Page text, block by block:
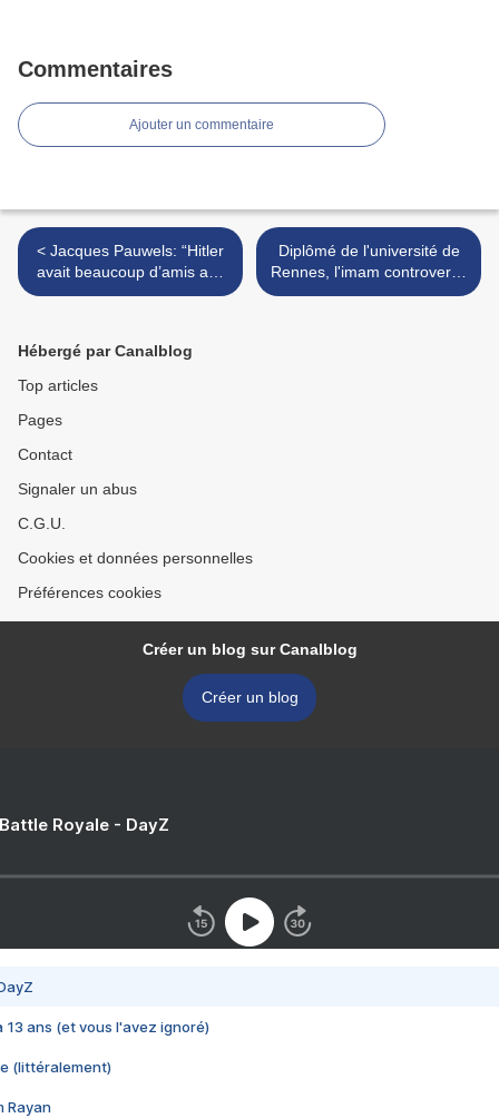
Commentaires
Ajouter un commentaire
< Jacques Pauwels: “Hitler
avait beaucoup d’amis aux
Etats-Unis”
Diplômé de l'université de
Rennes, l'imam controversé
de Brest pourra devenir
Hébergé par Canalblog
Top articles
Pages
Contact
Signaler un abus
C.G.U.
Cookies et données personnelles
Préférences cookies
Créer un blog sur Canalblog
Créer un blog
Royale - DayZ
13 ans (et vous l'avez ignoré)
(littéralement)
Rayan